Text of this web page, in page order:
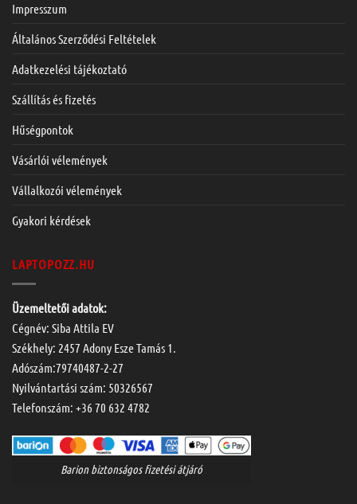
Impresszum
Általános Szerződési Feltételek
Adatkezelési tájékoztató
Szállítás és fizetés
Hűségpontok
Vásárlói vélemények
Vállalkozói vélemények
Gyakori kérdések
LAPTOPOZZ.HU
Üzemeltetői adatok:
Cégnév: Siba Attila EV
Székhely: 2457 Adony Esze Tamás 1.
Adószám:79740487-2-27
Nyilvántartási szám: 50326567
Telefonszám: +36 70 632 4782
Barion biztonságos fizetési átjáró